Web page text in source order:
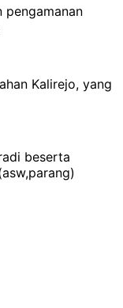
pengamanan
Kalirejo, yang
beserta